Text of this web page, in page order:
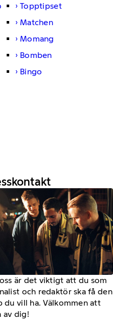
Topptipset
Matchen
Momang
Bomben
Bingo
är det viktigt att du som
och redaktör ska få den
du vill ha. Välkommen att
av dig!